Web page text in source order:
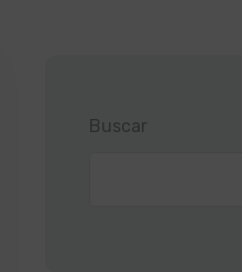
Buscar